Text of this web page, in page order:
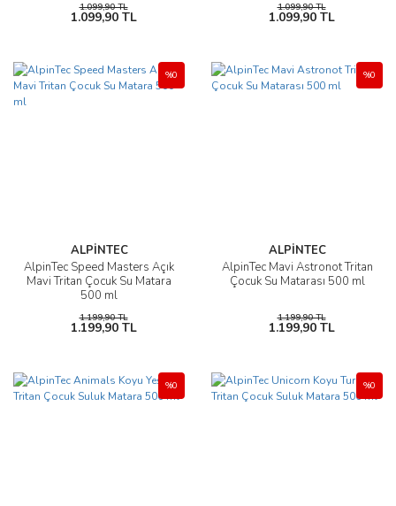
1.099,90 TL
1.099,90 TL
1.099,90 TL
1.099,90 TL
ALPİNTEC
AlpinTec Speed Masters Açık
Mavi Tritan Çocuk Su Matara
500 ml
%0
1.199,90 TL
1.199,90 TL
ALPİNTEC
AlpinTec Mavi Astronot Tritan
Çocuk Su Matarası 500 ml
%0
1.199,90 TL
1.199,90 TL
%0 %0